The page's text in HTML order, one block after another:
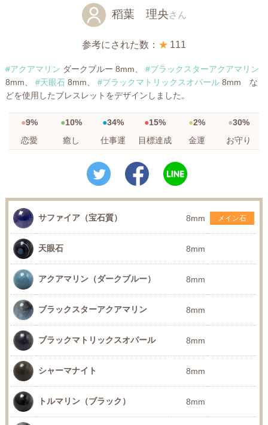
稻葉 理央さん
参考にされた数： ★ 111
#アクアマリン ダークブルー 8mm、 #ブラックスターアクアマリン
8mm、 #天眼石8mm、 #ブラックマトリックスオパール8mm な
どを使用したブレスレットをデザインしました。
9% 10% 34% 15% 2%
30%
恋愛
癒し 仕事運 目標達成 金運 お守り
サファイア（宝石質） 8mm メイン石
天眼石 8mm
アクアマリン（ダークブルー） 8mm
ブラックスターアクアマリン 8mm
ブラックマトリックスオパール 8mm
シャーマナイト 8mm
トルマリン（ブラック） 8mm